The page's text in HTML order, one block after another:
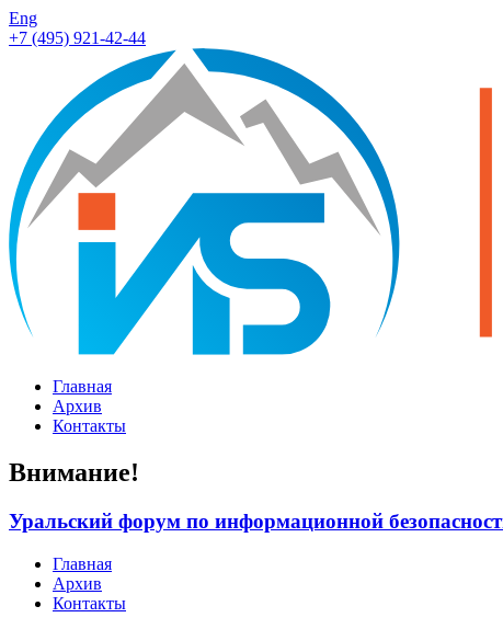
Eng
+7 (495) 921-42-44
Главная
Архив
Контакты
Внимание!
Уральский форум по информационной
Главная
Архив
Контакты